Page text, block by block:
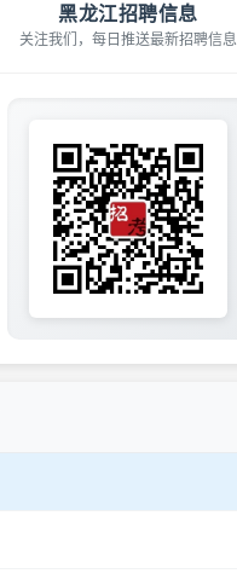
黑龙江招聘信息
关注我们，每日推送最新招聘信息